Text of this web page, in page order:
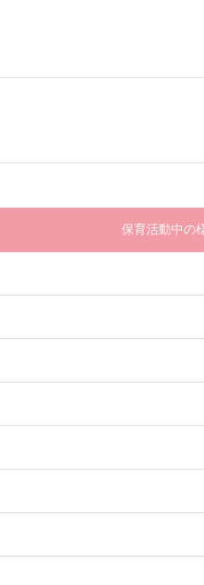
保育活動中の